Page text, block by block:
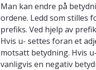
Man kan endre på
ordene. Ledd som stilles
prefiks. Ved hjelp av
Hvis u- settes foran et
motsatt betydning. Hvis
vanligvis en negativ